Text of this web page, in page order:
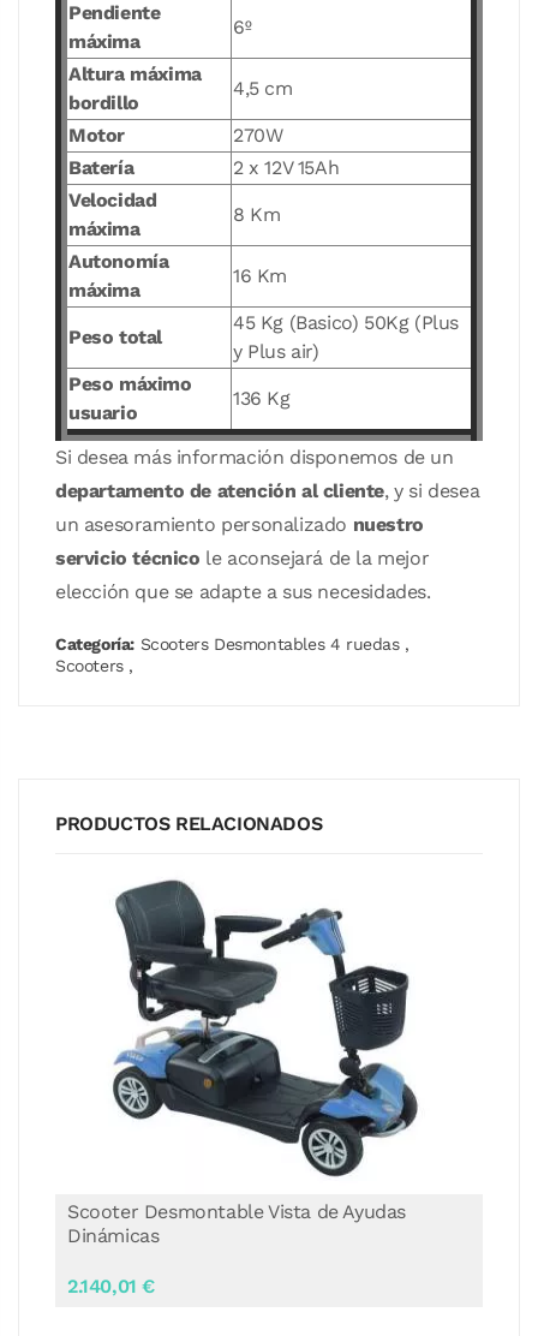
Pendiente
máxima
6º
Altura máxima
bordillo
4,5 cm
Motor
270W
Batería
2 x 12V 15Ah
Velocidad
máxima
8 Km
Autonomía
máxima
16 Km
Peso total
45 Kg (Basico) 50Kg (Plus
y Plus air)
Peso máximo
usuario
136 Kg
Si desea más información disponemos de un
departamento de atención al cliente, y si desea
un asesoramiento personalizado nuestro
servicio técnico le aconsejará de la mejor
elección que se adapte a sus necesidades.
Categoría: Scooters Desmontables 4 ruedas,
Scooters,
PRODUCTOS RELACIONADOS
Scooter Desmontable Vista de Ayudas
Dinámicas
2.140,01 €